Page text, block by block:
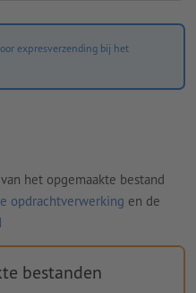
expresverzending bij het
het opgemaakte bestand
opdrachtverwerking en de
bestanden